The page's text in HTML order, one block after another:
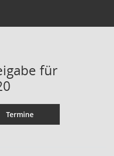
für
Termine